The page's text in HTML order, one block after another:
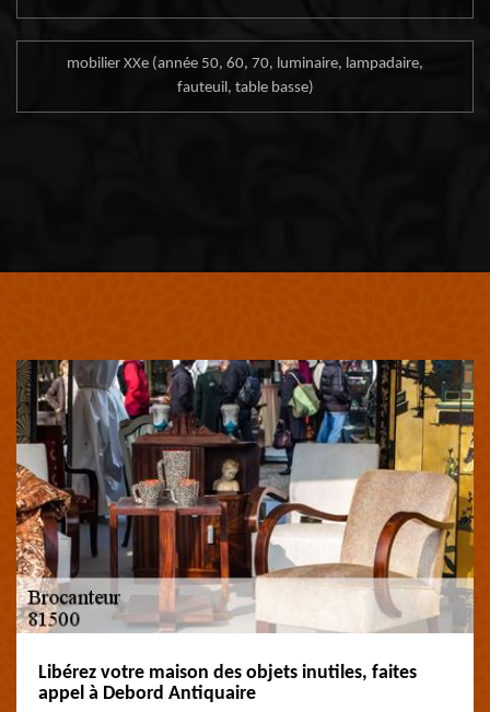
mobilier XXe (année 50, 60, 70, luminaire, lampadaire,
fauteuil, table basse)
Libérez votre maison des objets inutiles, faites
appel à Debord Antiquaire